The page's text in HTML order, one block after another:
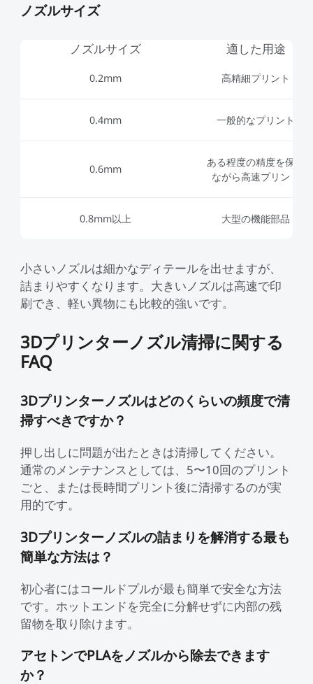
ノズルサイズ
ノズルサイズ 適した用途
0.2mm 高精細プリント
0.4mm 一般的なプリント
0.6mm
ある程度の精度を保ち
ながら高速プリント
0.8mm以上 大型の機能部品
小さいノズルは細かなディテールを出せますが、
詰まりやすくなります。大きいノズルは高速で印
刷でき、軽い異物にも比較的強いです。
3Dプリンターノズル清掃に関する
FAQ
3Dプリンターノズルはどのくらいの頻度で清
掃すべきですか？
押し出しに問題が出たときは清掃してください。
通常のメンテナンスとしては、5〜10回のプリント
ごと、または長時間プリント後に清掃するのが実
用的です。
3Dプリンターノズルの詰まりを解消する最も
簡単な方法は？
初心者にはコールドプルが最も簡単で安全な方法
です。ホットエンドを完全に分解せずに内部の残
留物を取り除けます。
アセトンでPLAをノズルから除去できます
か？